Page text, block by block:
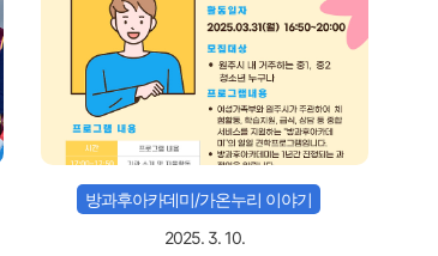
방과후아카데미/가온누리 이야기
2025. 3. 10.